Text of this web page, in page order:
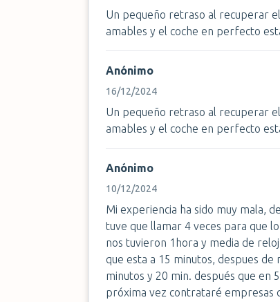
Un pequeño retraso al recuperar
amables y el coche en perfecto
Anónimo
16/12/2024
Un pequeño retraso al recuperar
amables y el coche en perfecto
Anónimo
10/12/2024
Mi experiencia ha sido muy mala,
tuve que llamar 4 veces para que
nos tuvieron 1hora y media de
que esta a 15 minutos, despues de
minutos y 20 min. después que en
próxima vez contrataré empresas